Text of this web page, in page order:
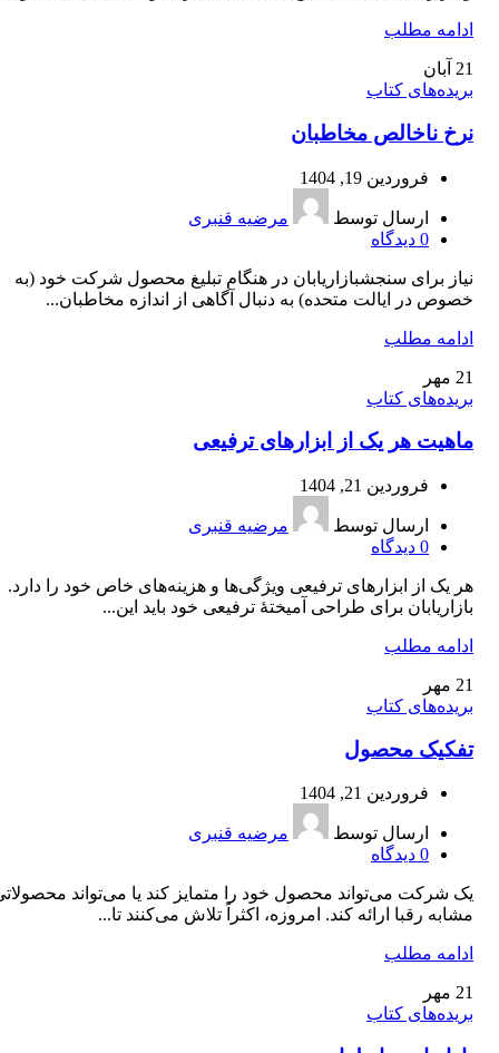
ادامه مطلب
21 آبان
بریده‌های کتاب
نرخ ناخالص مخاطبان
فروردین 19, 1404
ارسال توسط
مرضیه قنبری
0 دیدگاه
نیاز برای سنجشبازاریابان در هنگام تبلیغ محصول شرکت خود (به
خصوص در ایالت متحده) به دنبال آگاهی از اندازه مخاطبان...
ادامه مطلب
21 مهر
بریده‌های کتاب
ماهیت هر یک از ابزارهای ترفیعی
فروردین 21, 1404
ارسال توسط
مرضیه قنبری
0 دیدگاه
هر یک از ابزارهای ترفیعی ویژگی‌ها و هزینه‌های خاص خود را دارد.
بازاریابان برای طراحی آمیختۀ ترفیعی خود باید این...
ادامه مطلب
21 مهر
بریده‌های کتاب
تفکیک محصول
فروردین 21, 1404
ارسال توسط
مرضیه قنبری
0 دیدگاه
یک شرکت می‌تواند محصول خود را متمایز کند یا می‌تواند
مشابه رقبا ارائه کند. امروزه، اکثراً تلاش می‌کنند تا...
ادامه مطلب
21 مهر
بریده‌های کتاب